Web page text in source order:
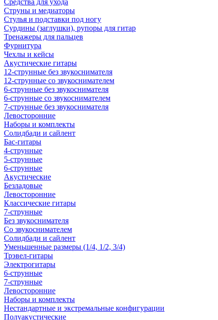
Средства для ухода
Струны и медиаторы
Стулья и подставки под ногу
Сурдины (заглушки), рупоры для гитар
Тренажеры для пальцев
Фурнитура
Чехлы и кейсы
Акустические гитары
12-струнные без звукоснимателя
12-струнные со звукоснимателем
6-струнные без звукоснимателя
6-струнные со звукоснимателем
7-струнные без звукоснимателя
Левосторонние
Наборы и комплекты
Солидбади и сайлент
Бас-гитары
4-струнные
5-струнные
6-струнные
Акустические
Безладовые
Левосторонние
Классические гитары
7-струнные
Без звукоснимателя
Со звукоснимателем
Солидбади и сайлент
Уменьшенные размеры (1/4, 1/2, 3/4)
Трэвел-гитары
Электрогитары
6-струнные
7-струнные
Левосторонние
Наборы и комплекты
Нестандартные и экстремальные конфигурации
Полуакустические